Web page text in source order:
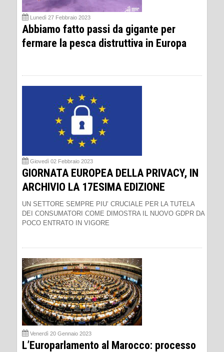
Lunedì 27 Febbraio 2023
Abbiamo fatto passi da gigante per
fermare la pesca distruttiva in Europa
Giovedì 02 Febbraio 2023
GIORNATA EUROPEA DELLA PRIVACY, IN
ARCHIVIO LA 17ESIMA EDIZIONE
UN SETTORE SEMPRE PIU’ CRUCIALE PER LA TUTELA
DEI CONSUMATORI COME DIMOSTRA IL NUOVO GDPR DA
POCO ENTRATO IN VIGORE
Venerdì 20 Gennaio 2023
L’Europarlamento al Marocco: processo